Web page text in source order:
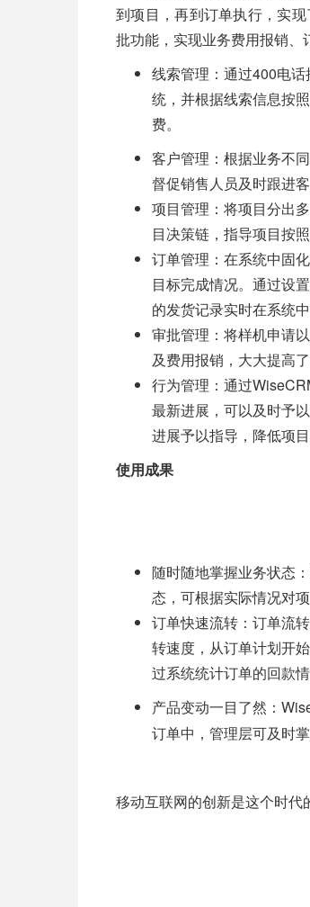
到项目，再到订单执行，实
批功能，实现业务费用报销、
线索管理：通过400电
统，并根据线索信息按
费。
客户管理：根据业务不
督促销售人员及时跟进客
项目管理：将项目分出
目决策链，指导项目按
订单管理：在系统中固
目标完成情况。通过设
的发货记录实时在系统
审批管理：将样机申请
及费用报销，大大提高了
行为管理：通过
最新进展，可以及时予
进展予以指导，降低项目
使用成果
随时随地掌握业务状态
态，可根据实际情况对项
订单快速流转：订单流
转速度，从订单计划开
过系统统计订单的回款情
产品变动一目了然：
订单中，管理层可及时
移动互联网的创新是这个时代